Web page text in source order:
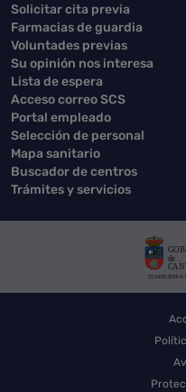
Solicitar cita previa
Farmacias de guardia
Voluntades previas
Su opinión nos interesa
Lista de espera
Acceso correo SCS
Portal empleado
Selección de personal
Mapa sanitario
Buscador de centros
Trámites y servicios